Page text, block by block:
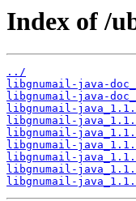
Index of /
../
libgnumail-java-
libgnumail-java-
libgnumail-
libgnumail-
libgnumail-
libgnumail-
libgnumail-
libgnumail-
libgnumail-